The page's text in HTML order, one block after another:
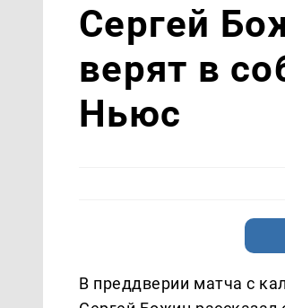
Сергей
верят в
Ньюс
В преддверии матча с